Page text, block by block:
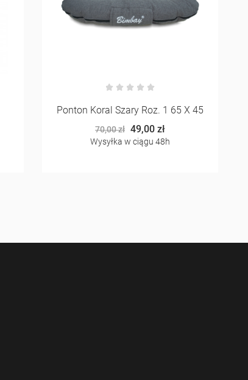
Ponton Koral Szary Roz. 1 65 X 45
70,00 zł 49,00 zł
Wysyłka w ciągu 48h